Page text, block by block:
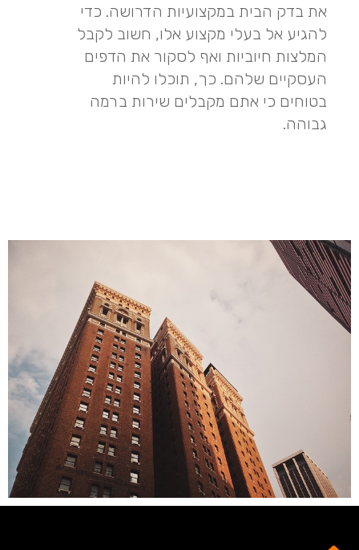
את בדק הבית במקצועיות הדרושה. כדי
להגיע אל בעלי מקצוע אלו, חשוב לקבל
המלצות חיוביות ואף לסקור את הדפים
העסקיים שלהם. כך, תוכלו להיות
בטוחים כי אתם מקבלים שירות ברמה
גבוהה.